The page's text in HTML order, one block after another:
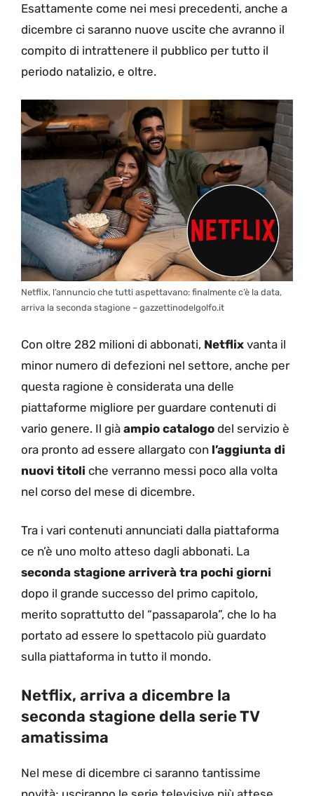
Esattamente come nei mesi precedenti, anche a
dicembre ci saranno nuove uscite che avranno il
compito di intrattenere il pubblico per tutto il
periodo natalizio, e oltre.
Netflix, l’annuncio che tutti aspettavano: finalmente c’è la data,
arriva la seconda stagione – gazzettinodelgolfo.it
Con oltre 282 milioni di abbonati, Netflix vanta il
minor numero di defezioni nel settore, anche per
questa ragione è considerata una delle
piattaforme migliore per guardare contenuti di
vario genere. Il già ampio catalogo del servizio è
ora pronto ad essere allargato con l’aggiunta di
nuovi titoli che verranno messi poco alla volta
nel corso del mese di dicembre.
Tra i vari contenuti annunciati dalla piattaforma
ce n’è uno molto atteso dagli abbonati. La
seconda stagione arriverà tra pochi giorni
dopo il grande successo del primo capitolo,
merito soprattutto del “passaparola”, che lo ha
portato ad essere lo spettacolo più guardato
sulla piattaforma in tutto il mondo.
Netflix, arriva a dicembre la
seconda stagione della serie TV
amatissima
Nel mese di dicembre ci saranno tantissime